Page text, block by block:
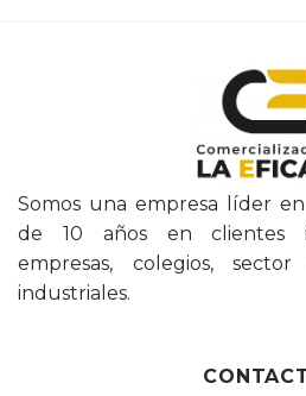
Somos una empresa líder
de 10 años en clientes
empresas, colegios,
industriales.